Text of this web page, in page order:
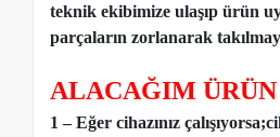
teknik ekibimize ulaşıp ürün
parçaların zorlanarak
ALACAĞIM
1 – Eğer cihazınız